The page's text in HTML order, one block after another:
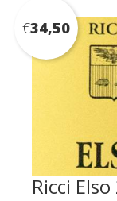
Ricci
€34,50